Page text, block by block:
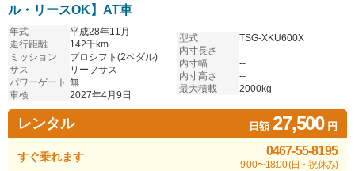
ル・リースOK】AT車
年式
平成28年11月
走行距離
142千km
ミッション
プロシフト(2ペダル)
サス
リーフサス
パワーゲート 無
車検
2027年4月9日
型式
TSG-XKU600X
内寸長さ
--
内寸幅
--
内寸高さ
--
最大積載
2000kg
レンタル 日額27,500円
すぐ乗れます 0467-55-8195
9:00〜18:00 (日・祝休み)